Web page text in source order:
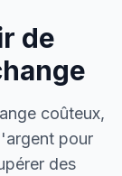
de
coûteux,
pour
des